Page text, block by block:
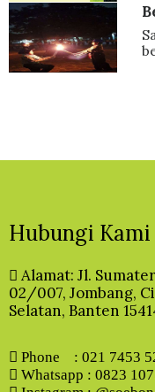
Hubungi Kami
Alamat: Jl.
02/007, Jombang,
Selatan, Banten
Phone : 021 7453
Whatsapp : 0823